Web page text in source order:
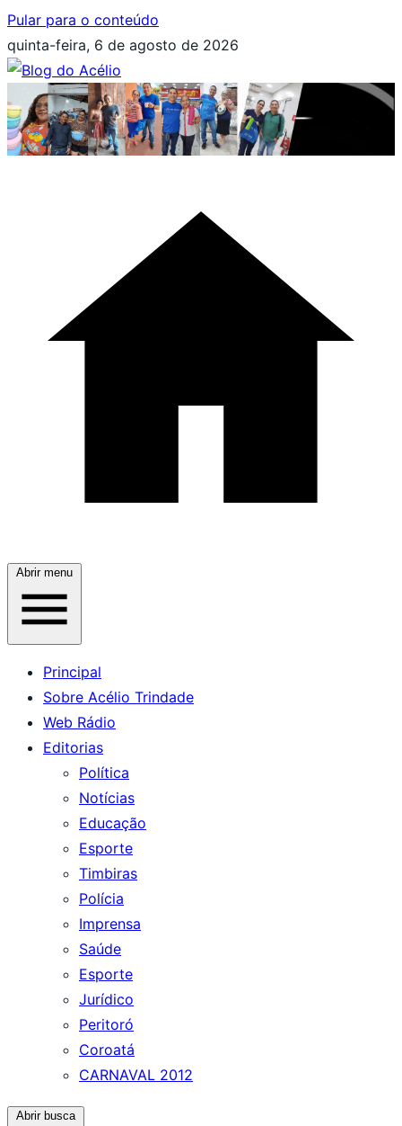
Pular para o conteúdo
quinta-feira, 6 de agosto de 2026
Abrir menu
Principal
Sobre Acélio Trindade
Web Rádio
Editorias
Política
Notícias
Educação
Esporte
Timbiras
Polícia
Imprensa
Saúde
Esporte
Jurídico
Peritoró
Coroatá
CARNAVAL 2012
Abrir busca